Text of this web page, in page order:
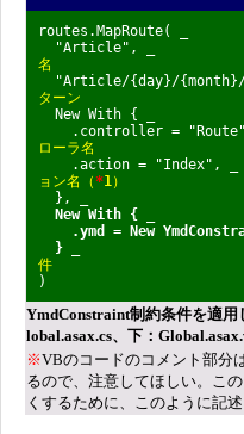
routes.MapRoute( _
名
"Article/{day}/
ターン
New With { _
.controller =
ローラ名
.action =
ョン名（*1）
}, _
New With { _
.ymd = New
}
件
)
YmdConstraint制約条件を適
lobal.asax.cs、下：
※VBのコードのコメント部分
るので、注意してほしい。こ
くするために、このように記述